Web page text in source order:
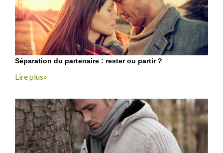
Séparation du partenaire : rester ou partir ?
Lire plus»